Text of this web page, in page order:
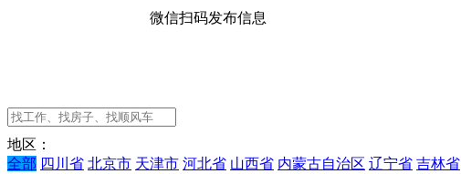
微信扫码发布信息
地区：
全部 四川省 北京市 天津市 河北省 山西省 内蒙古自治区 辽宁省 吉林省